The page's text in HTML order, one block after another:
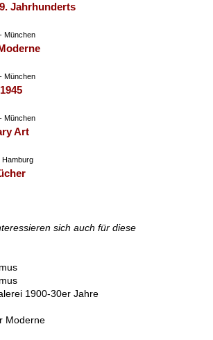
Jahrhunderts
München
München
München
Art
Hamburg
sich auch für diese
1900-30er Jahre
Moderne